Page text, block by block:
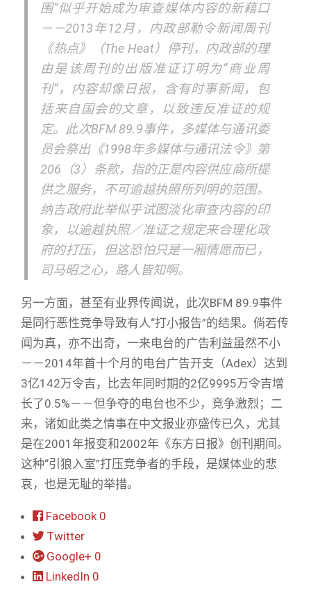
围”似乎开始成为审查媒体内容的新藉口
－－2013年12月，内政部勒令新闻周刊
《热点》（The Heat）停刊，内政部的理
由是该周刊的出版准证订明为“商业周
刊”，内容却像日报，含有时事新闻，包
括来自国会的文章，以致违反准证的规
定。此次BFM 89.9事件，多媒体与通讯委
员会祭出《1998年多媒体与通讯法令》第
206（3）条款，指的正是内容供应商所提
供之服务，不可逾越执照所列明的范围。
纳吉政府此举似乎试图淡化审查内容的印
象，以逾越执照／准证之规定来合理化政
府的打压，但这恐怕只是一厢情愿而已，
司马昭之心，路人皆知啊。
另一方面，甚至有业界传闻说，此次BFM 89.9事件
是同行恶性竞争导致有人“打小报告”的结果。倘若传
闻为真，亦不出奇，一来电台的广告利益虽然不小
－－2014年首十个月的电台广告开支（Adex）达到
3亿142万令吉，比去年同时期的2亿9995万令吉增
长了0.5%－－但争夺的电台也不少，竞争激烈；二
来，诸如此类之情事在中文报业亦盛传已久，尤其
是在2001年报变和2002年《东方日报》创刊期间。
这种“引狼入室”打压竞争者的手段，是媒体业的悲
哀，也是无耻的举措。
Facebook 0
Twitter
Google+ 0
LinkedIn 0